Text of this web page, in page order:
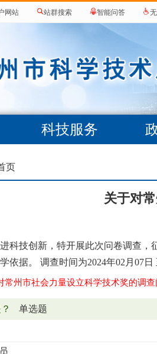
网站 站群搜索 智能问答
科技服务
页
关于对
科技创新，特开展此次问卷调查
依据。 调查时间为2024年02月07日
常州市社会力量设立科学技术奖的调
单选题